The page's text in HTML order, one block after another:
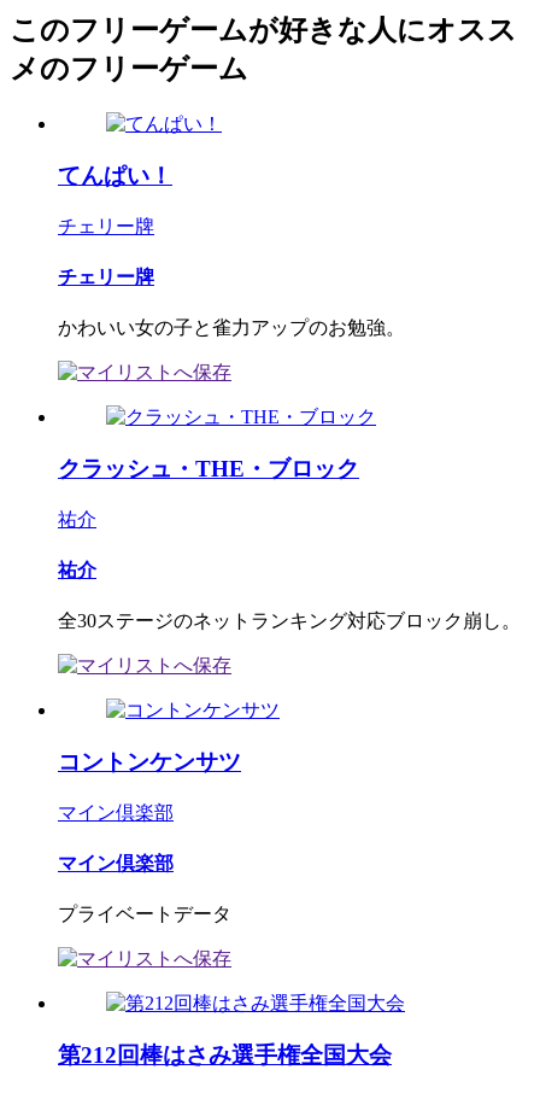
このフリーゲームが好きな人にオスス
メのフリーゲーム
てんぱい！
チェリー牌
チェリー牌
かわいい女の子と雀力アップのお勉強。
クラッシュ・THE・ブロック
祐介
祐介
全30ステージのネットランキング対応ブロック崩し。
コントンケンサツ
マイン倶楽部
マイン倶楽部
プライベートデータ
第212回棒はさみ選手権全国大会